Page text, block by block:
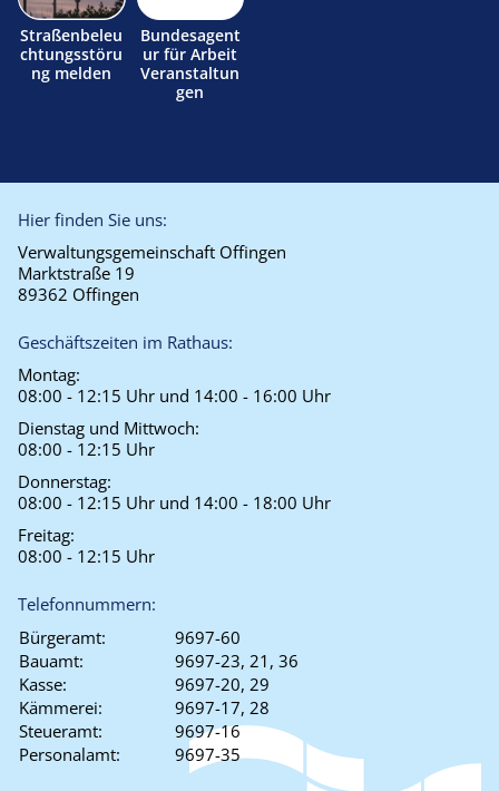
Straßenbeleu
chtungsstöru
ng melden
Bundesagent
ur für Arbeit
Veranstaltun
gen
Hier finden Sie uns:
Verwaltungsgemeinschaft Offingen
Marktstraße 19
89362 Offingen
Geschäftszeiten im Rathaus:
Montag:
08:00 - 12:15 Uhr und 14:00 - 16:00 Uhr
Dienstag und Mittwoch:
08:00 - 12:15 Uhr
Donnerstag:
08:00 - 12:15 Uhr und 14:00 - 18:00 Uhr
Freitag:
08:00 - 12:15 Uhr
Telefonnummern:
Bürgeramt:
9697-60
Bauamt:
9697-23, 21, 36
Kasse:
9697-20, 29
Kämmerei:
9697-17, 28
Steueramt:
9697-16
Personalamt:
9697-35